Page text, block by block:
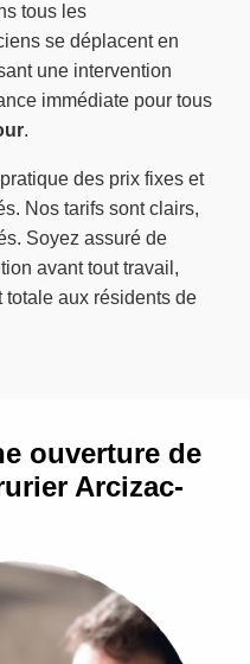
tous les
se déplacent en
une intervention
immédiate pour tous
.
pratique des prix fixes et
Nos tarifs sont clairs,
Soyez assuré de
avant tout travail,
aux résidents de
ouverture de
Arcizac-